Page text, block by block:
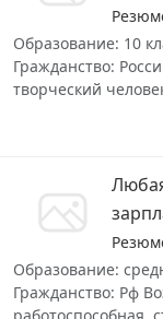
Образование: 10
Гражданство:
творческий
Образование:
Гражданство: Рф